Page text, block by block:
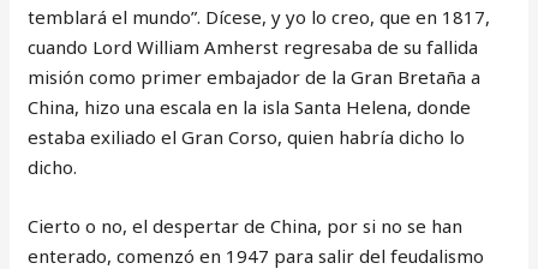
temblará el mundo”. Dícese, y yo lo creo, que en 1817,
cuando Lord William Amherst regresaba de su fallida
misión como primer embajador de la Gran Bretaña a
China, hizo una escala en la isla Santa Helena, donde
estaba exiliado el Gran Corso, quien habría dicho lo
dicho.
Cierto o no, el despertar de China, por si no se han
enterado, comenzó en 1947 para salir del feudalismo